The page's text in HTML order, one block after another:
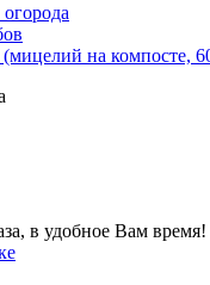
на компосте,
в удобное Вам время!